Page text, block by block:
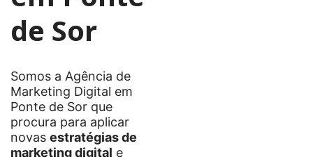
de Sor
Somos a Agência de
Marketing Digital em
Ponte de Sor que
procura para aplicar
novas estratégias de
marketing digital e